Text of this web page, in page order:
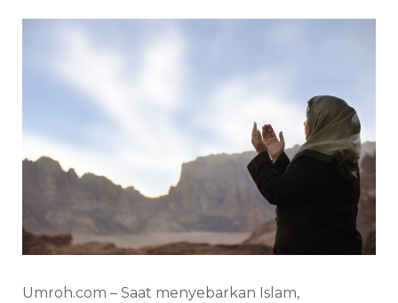
Umroh.com – Saat menyebarkan Islam,